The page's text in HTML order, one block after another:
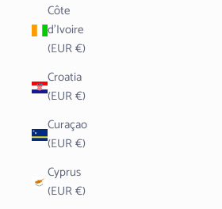
Côte
d’Ivoire
(EUR €)
Croatia
(EUR €)
Curaçao
(EUR €)
Cyprus
(EUR €)